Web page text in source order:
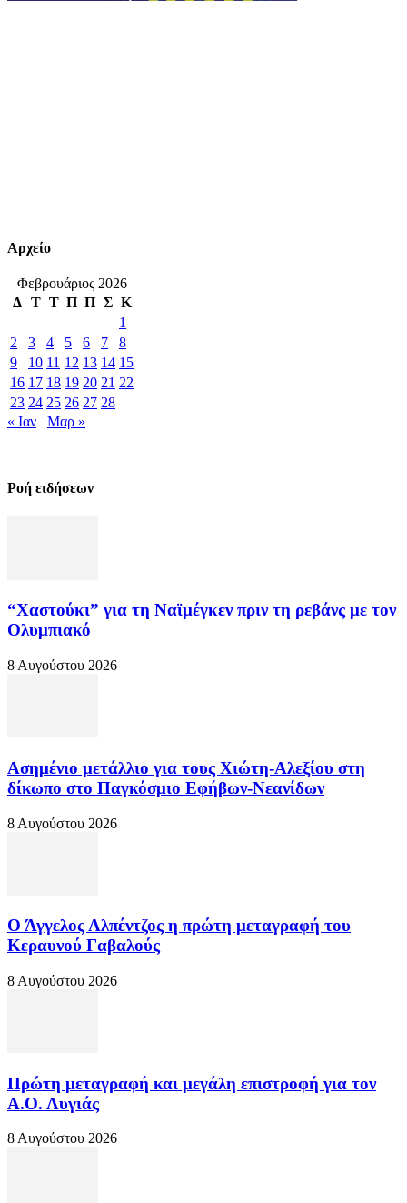
Αρχείο
Φεβρουάριος 2026
Δ Τ Τ Π Π Σ Κ
1
2
3 4 5 6 7
8
9
10 11 12 13 14 15
16 17 18 19 20 21 22
23 24 25 26 27 28
« Ιαν
Μαρ »
Ροή ειδήσεων
“Χαστούκι” για τη Ναϊμέγκεν πριν τη ρεβάνς με τον
Ολυμπιακό
8 Αυγούστου 2026
Ασημένιο μετάλλιο για τους Χιώτη-Αλεξίου στη
δίκωπο στο Παγκόσμιο Εφήβων-Νεανίδων
8 Αυγούστου 2026
Ο Άγγελος Αλπέντζος η πρώτη μεταγραφή του
Κεραυνού Γαβαλούς
8 Αυγούστου 2026
Πρώτη μεταγραφή και μεγάλη επιστροφή για τον
Α.Ο. Λυγιάς
8 Αυγούστου 2026